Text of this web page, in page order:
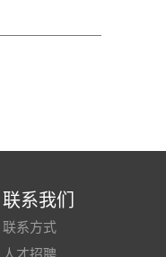
联系我们
联系方式
人才招聘